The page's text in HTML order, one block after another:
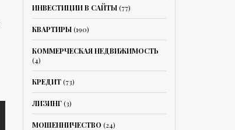
ИНВЕСТИЦИИ В САЙТЫ(77)
КВАРТИРЫ(190)
КОММЕРЧЕСКАЯ НЕДВИЖИМОСТЬ
(4)
КРЕДИТ(73)
ЛИЗИНГ(3)
МОШЕННИЧЕСТВО (24)